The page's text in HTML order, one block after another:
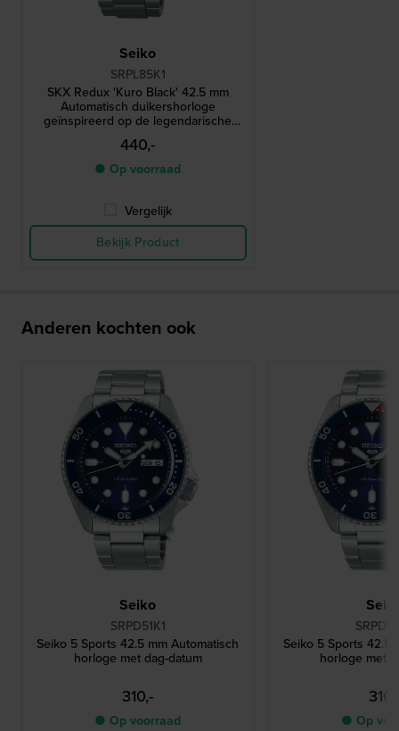
Seiko
SRPL85K1
SKX Redux 'Kuro Black' 42.5 mm
Automatisch duikershorloge
geïnspireerd op de legendarische
SKX399 uit 1998
440,-
● Op voorraad
Vergelijk
Bekijk Product
Anderen kochten ook
Seiko
SRPD51K1
Seiko 5 Sports 42.5 mm Automatisch
horloge met dag-datum
310,-
● Op voorraad
Seiko 5 Sports 42.5
horloge met
310,-
● Op